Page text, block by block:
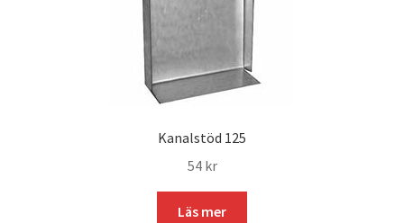
Kanalstöd 125
54 kr
Läs mer